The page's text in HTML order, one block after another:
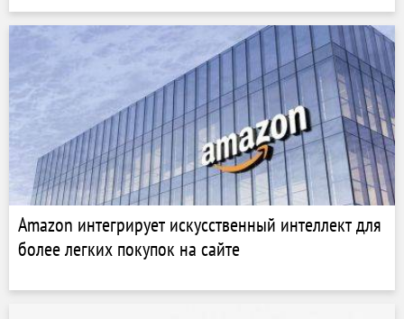
Amazon интегрирует искусственный интеллект для
более легких покупок на сайте